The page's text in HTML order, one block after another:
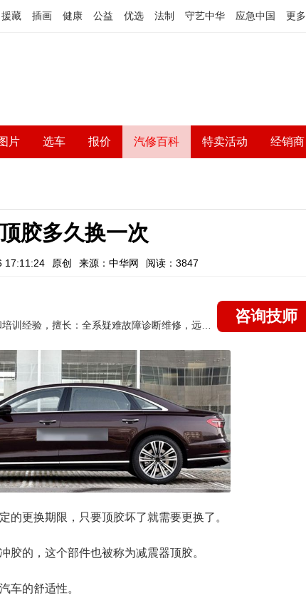
援藏 插画 健康 公益 优选 法制 守艺中华 应急中国 更多
片 选车 报价 汽修百科 特卖活动 经销商
胶多久换一次
17:11:24 原创 来源：中华网 阅读：3847
咨询技师
的更换期限，只要顶胶坏了就需要更换了。
胶的，这个部件也被称为减震器顶胶。
车的舒适性。